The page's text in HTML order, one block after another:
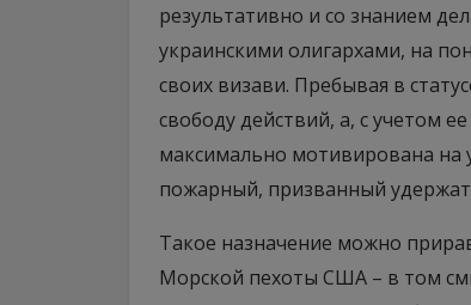
результативно и со знанием
украинскими олигархами, на
своих визави. Пребывая в
свободу действий, а, с учетом
максимально мотивирована на
пожарный, призванный
Такое назначение можно
Морской пехоты США – в том